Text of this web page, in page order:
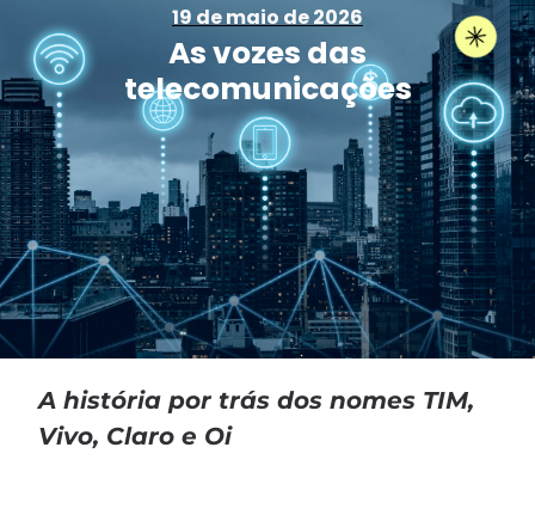
19 de maio de 2026
As vozes das
telecomunicações
A história por trás dos nomes TIM,
Vivo, Claro e Oi